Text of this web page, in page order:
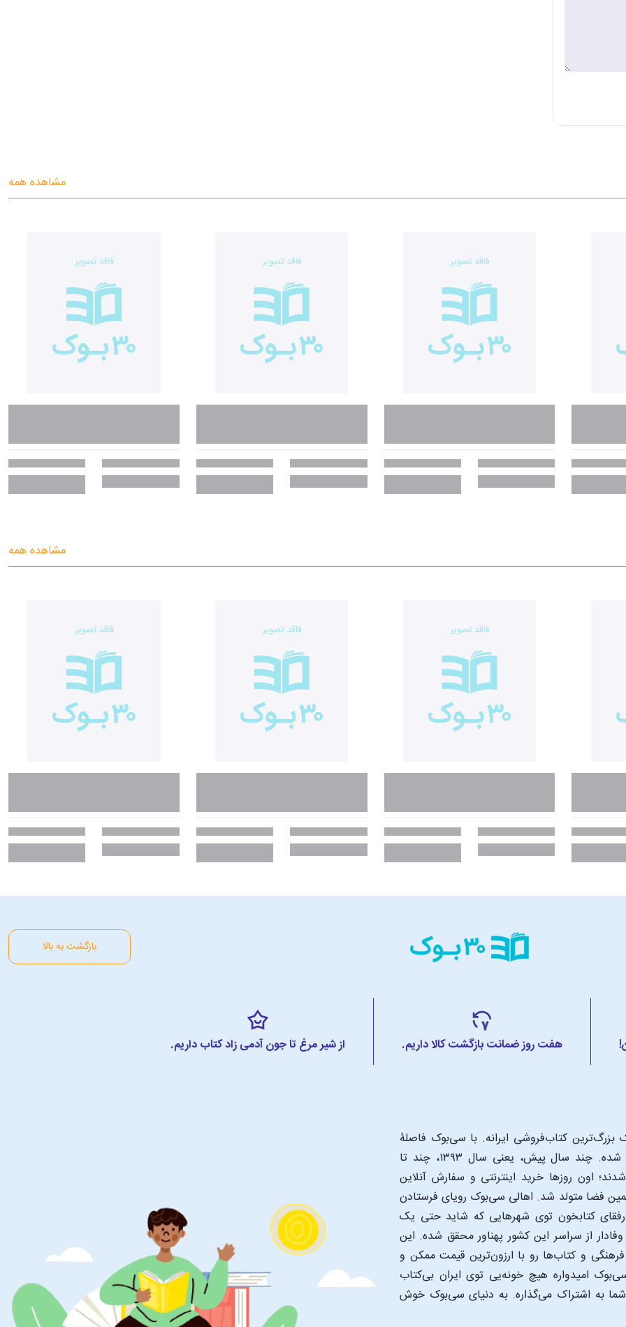
مشاهده همه
مشاهده همه
بازگشت به بالا
هفت روز ضمانت بازگشت کالا داریم. از شیر مرغ تا جون آدمی زاد کتاب داریم.
کتاب‌فروشی ایرانه. با سی‌بوک فاصلۀ
شما تا یک کتابفروشی بزرگ و پروپیمون تنها به اندازۀ یک کلیک شده. چند سال پیش، یعنی سال ۱۳۹۳، چند تا
اون‌ روزها خرید اینترنتی و سفارش آنلاین
فضا متولد شد. اهالی سی‌بوک رویای فرستادن
رفقای کتابخون توی شهرهایی که شاید حتی یک
از سراسر این کشور پهناور محقق شده. این
فرهنگی و کتاب‌ها رو با ارزون‌ترین قیمت ممکن و
امیدواره هیچ خونه‌یی توی ایران بی‌کتاب
شما به اشتراک می‌گذاره. به دنیای سی‌بوک خوش